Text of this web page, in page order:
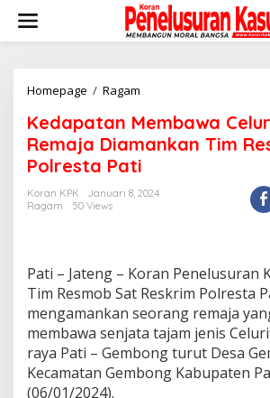
konten
Homepage / Ragam
Celurit!!
Seorang
Remaja
Diamankan
Tim
Kedapatan Membawa
Remaja Diamankan Tim
Polresta Pati
Koran KPK
Januari 8, 2024
Ragam
50 Views
Pati – Jateng – Koran Penelusuran
Tim Resmob Sat Reskrim Polresta
mengamankan seorang remaja
membawa senjata tajam jenis
raya Pati – Gembong turut Desa
Kecamatan Gembong Kabupaten
(06/01/2024).